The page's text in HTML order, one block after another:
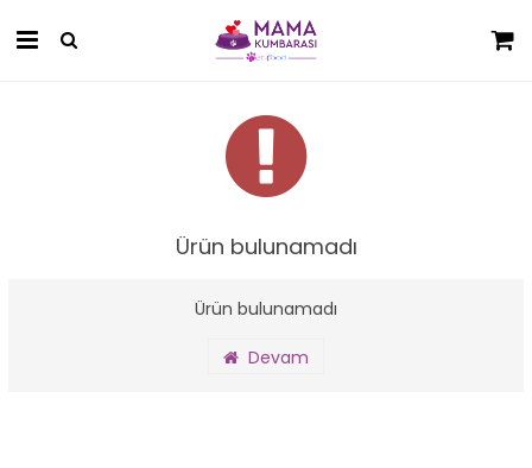
Ürün bulunamadı
Ürün bulunamadı
Devam